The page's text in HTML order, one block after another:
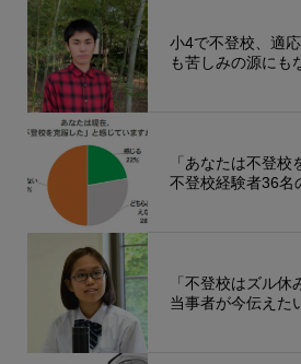
小4で不登校、適
も苦しみの源にも
「あなたは不登校
不登校経験者36名
「不登校はズル
当事者が今伝えた